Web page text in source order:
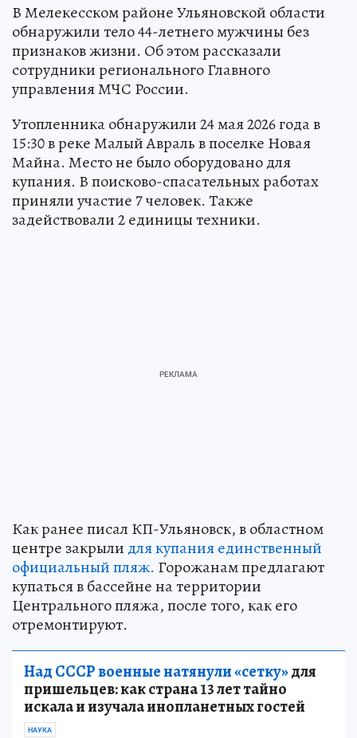
В Мелекесском районе Ульяновской области
обнаружили тело 44-летнего мужчины без
признаков жизни. Об этом рассказали
сотрудники регионального Главного
управления МЧС России.
Утопленника обнаружили 24 мая 2026 года в
15:30 в реке Малый Авраль в поселке Новая
Майна. Место не было оборудовано для
купания. В поисково-спасательных работах
приняли участие 7 человек. Также
задействовали 2 единицы техники.
Как ранее писал КП-Ульяновск, в областном
центре закрыли для купания единственный
официальный пляж. Горожанам предлагают
купаться в бассейне на территории
Центрального пляжа, после того, как его
отремонтируют.
Над СССР военные натянули «сетку»для
пришельцев: как страна 13 лет тайно
искала и изучала инопланетных гостей
НАУКА